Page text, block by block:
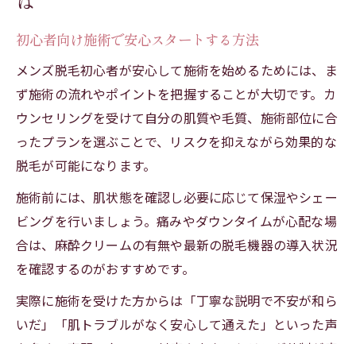
施術
安心して受けられるメンズ脱毛のチェック
ポイント
やってよかった美容医療の体験談を参考に
する方法
初心者も納得できる施術の比較のコツ
ダウンタイム少ないメンズ脱毛の魅力解説
ダウンタイムが少ない初心者向け施術の特
徴
忙しい方にもおすすめのメンズ脱毛の選び
方
施術後すぐに実感できる肌の変化とは
初心者向け施術で安心スタートする方法
メンズ脱毛初心者が安心して施術を始めるためには、ま
ず施術の流れやポイントを把握することが大切です。カ
ウンセリングを受けて自分の肌質や毛質、施術部位に合
ったプランを選ぶことで、リスクを抑えながら効果的な
脱毛が可能になります。
施術前には、肌状態を確認し必要に応じて保湿やシェー
ビングを行いましょう。痛みやダウンタイムが心配な場
合は、麻酔クリームの有無や最新の脱毛機器の導入状況
を確認するのがおすすめです。
実際に施術を受けた方からは「丁寧な説明で不安が和ら
いだ」「肌トラブルがなく安心して通えた」といった声